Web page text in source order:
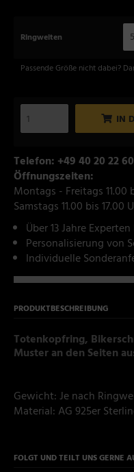
Ringweiten
Passende Größe nicht dabei?
IN
Telefon: +49 40 20 22
Öffnungszeiten:
Montags - Freitags 11.00
Samstags 11.00 bis 17.00
Über 13 Jahre
Personalisierung von
Individuelle
PRODUKTBESCHREIBUNG
Totenkopfring,
Muster an den Seiten
Gewicht: Je nach
Material: AG 925er
FOLGT UND TEILT UNS GERNE